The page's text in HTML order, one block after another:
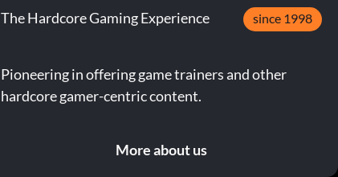
The Hardcore Gaming Experience since 1998
Pioneering in offering game trainers and other
hardcore gamer-centric content.
More about us